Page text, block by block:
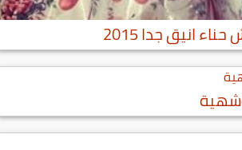
انيق جدا 2015